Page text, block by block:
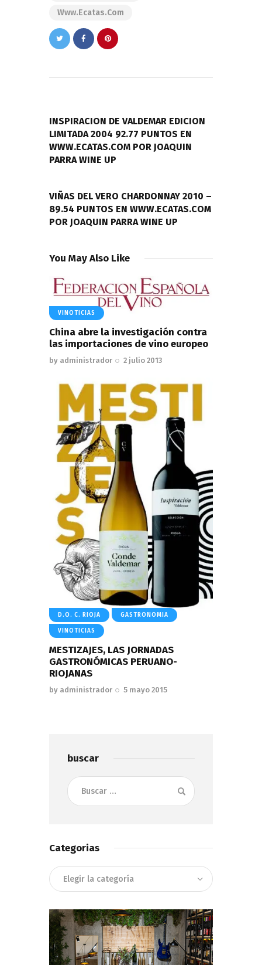
Www.ecatas.com
entradas
INSPIRACION DE VALDEMAR EDICION
LIMITADA 2004 92.77 PUNTOS EN
WWW.ECATAS.COM POR JOAQUIN
PARRA WINE UP
VIÑAS DEL VERO CHARDONNAY 2010 –
89.54 PUNTOS EN WWW.ECATAS.COM
POR JOAQUIN PARRA WINE UP
You May Also Like
VINOTICIAS
China abre la investigación contra
las importaciones de vino europeo
by administrador 2 julio 2013
D.O. C. RIOJA GASTRONOMIA
VINOTICIAS
MESTIZAJES, LAS JORNADAS
GASTRONÓMICAS PERUANO-
RIOJANAS
by administrador 5 mayo 2015
buscar
Buscar:
Categorias
Categorias